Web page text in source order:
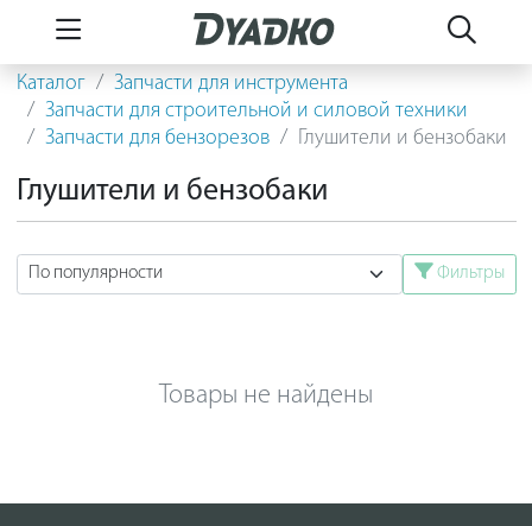
Каталог
Запчасти для инструмента
Запчасти для строительной и силовой техники
Запчасти для бензорезов
Глушители и бензобаки
Глушители и бензобаки
Фильтры
Товары не найдены